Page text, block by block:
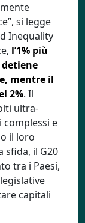
si legge
Inequality
l’1% più
mentre il
2%. Il
ultra-
e
il loro
sfida, il G20
tra i Paesi,
capitali